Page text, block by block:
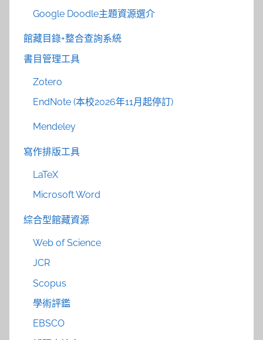
Google Doodle主題資源選介
館藏目錄+整合查詢系統
書目管理工具
Zotero
EndNote (本校2026年11月起停訂)
Mendeley
寫作排版工具
LaTeX
Microsoft Word
綜合型館藏資源
Web of Science
JCR
Scopus
學術評鑑
EBSCO